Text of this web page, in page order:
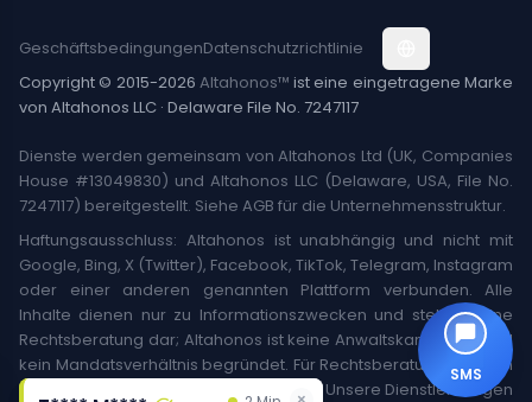
Copyright © 2015-2026 Altahonos™ ist eine eingetragene Marke
von Altahonos LLC · Delaware File No. 7247117
GeschäftsbedingungenDatenschutzrichtlinie
Dienste werden gemeinsam von Altahonos Ltd (UK, Companies
House #13049830) und Altahonos LLC (Delaware, USA, File No.
7247117) bereitgestellt. Siehe AGB für die Unternehmensstruktur.
Haftungsausschluss: Altahonos ist unabhängig und nicht mit
Google, Bing, X (Twitter), Facebook, TikTok, Telegram, Instagram
oder einer anderen genannten Plattform verbunden. Alle
Inhalte dienen nur zu Informationszwecken und stellen keine
Rechtsberatung dar; Altahonos ist keine Anwaltskanzlei. Es wird
kein Mandatsverhältnis begründet. Für Rechtsberatung wenden
Sie sich an einen zugelassenen Anwalt. Unsere Dienstleistungen
SMS